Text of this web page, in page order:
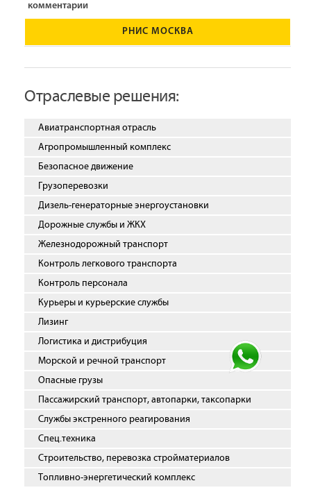
комментарии
РНИС МОСКВА
Отраслевые решения:
Авиатранспортная отрасль
Агропромышленный комплекс
Безопасное движение
Грузоперевозки
Дизель-генераторные энергоустановки
Дорожные службы и ЖКХ
Железнодорожный транспорт
Контроль легкового транспорта
Контроль персонала
Курьеры и курьерские службы
Лизинг
Логистика и дистрибуция
Морской и речной транспорт
Опасные грузы
Пассажирский транспорт, автопарки, таксопарки
Службы экстренного реагирования
Спец.техника
Строительство, перевозка стройматериалов
Топливно-энергетический комплекс